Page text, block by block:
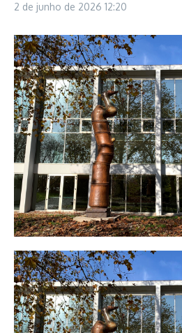
2 de junho de 2026 12:20